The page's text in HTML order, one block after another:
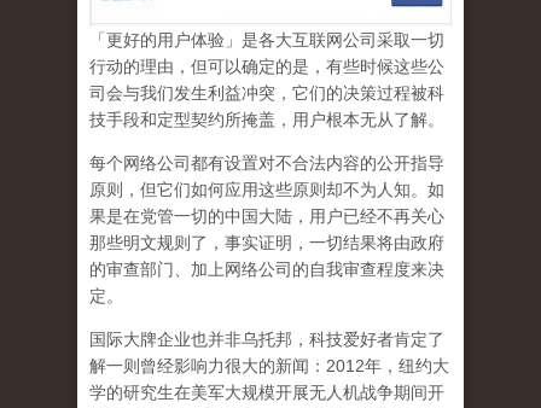
「更好的用户体验」是各大互联网公司采取一切
行动的理由，但可以确定的是，有些时候这些公
司会与我们发生利益冲突，它们的决策过程被科
技手段和定型契约所掩盖，用户根本无从了解。
每个网络公司都有设置对不合法内容的公开指导
原则，但它们如何应用这些原则却不为人知。如
果是在党管一切的中国大陆，用户已经不再关心
那些明文规则了，事实证明， 一切结果将由政府
的审查部门、加上网络公司的自我审查程度来决
定。
国际大牌企业也并非乌托邦，科技爱好者肯定了
解一则曾经影响力很大的新闻： 2012年，纽约大
学的研究生在美军大规模开展无人机战争期间开